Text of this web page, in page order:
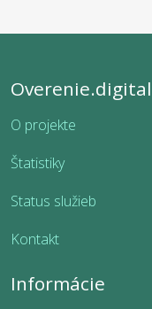
Overenie.digital
O projekte
Štatistiky
Status služieb
Kontakt
Informácie